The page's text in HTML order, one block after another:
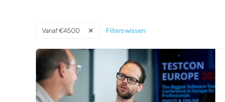
Vanaf €4500 Filters wissen